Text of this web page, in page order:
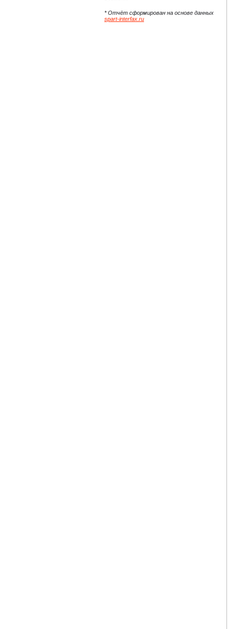
* Отчёт сформирован на основе данных
spart-interfax.ru